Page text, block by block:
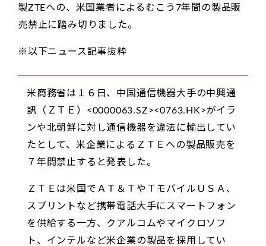
製ZTEへの、米国業者によるむこう7年間の製品販
売禁止に踏み切りました。
※以下ニュース記事抜粋
米商務省は１６日、中国通信機器大手の中興通
訊（ＺＴＥ）<0000063.SZ><0763.HK>がイラ
ンや北朝鮮に対し通信機器を違法に輸出してい
たとして、米企業によるＺＴＥへの製品販売を
７年間禁止すると発表した。
ＺＴＥは米国でＡＴ＆ＴやＴモバイルＵＳＡ、
スプリントなど携帯電話大手にスマートフォン
を供給する一方、クアルコムやマイクロソフ
ト、インテルなど米企業の製品を採用してい